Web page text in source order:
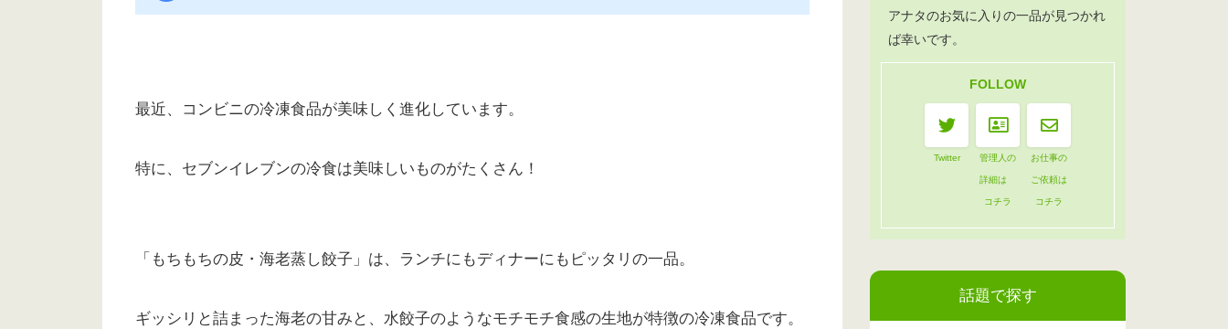
最近、コンビニの冷凍食品が美味しく進化しています。
特に、セブンイレブンの冷食は美味しいものがたくさん！
「もちもちの皮・海老蒸し餃子」は、ランチにもディナーにもピッタリの一品。
ギッシリと詰まった海老の甘みと、水餃子のようなモチモチ食感の生地が特徴の冷凍食品です。
アナタのお気に入りの一品が見つかれ
ば幸いです。
FOLLOW
Twitter 管理人の
詳細は
コチラ
お仕事の
ご依頼は
コチラ
話題で探す